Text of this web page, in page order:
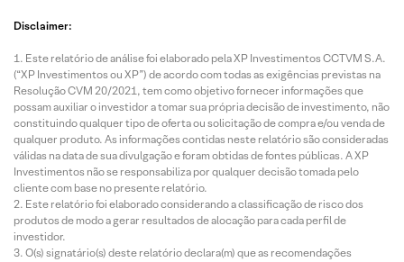
Disclaimer:
Este relatório de análise foi elaborado pela XP Investimentos CCTVM S.A.
(“XP Investimentos ou XP”) de acordo com todas as exigências previstas na
Resolução CVM 20/2021, tem como objetivo fornecer informações que
possam auxiliar o investidor a tomar sua própria decisão de investimento, não
constituindo qualquer tipo de oferta ou solicitação de compra e/ou venda de
qualquer produto. As informações contidas neste relatório são consideradas
válidas na data de sua divulgação e foram obtidas de fontes públicas. A XP
Investimentos não se responsabiliza por qualquer decisão tomada pelo
cliente com base no presente relatório.
Este relatório foi elaborado considerando a classificação de risco dos
produtos de modo a gerar resultados de alocação para cada perfil de
investidor.
O(s) signatário(s) deste relatório declara(m) que as recomendações